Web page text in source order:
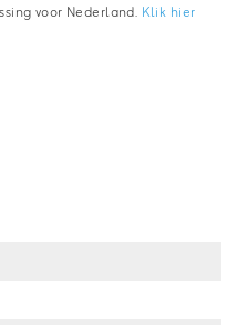
voor Nederland. Klik hier